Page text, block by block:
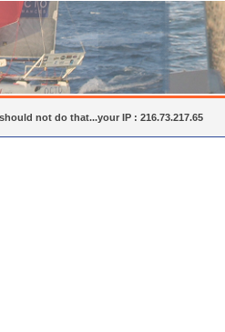
not do that...your IP : 216.73.217.65